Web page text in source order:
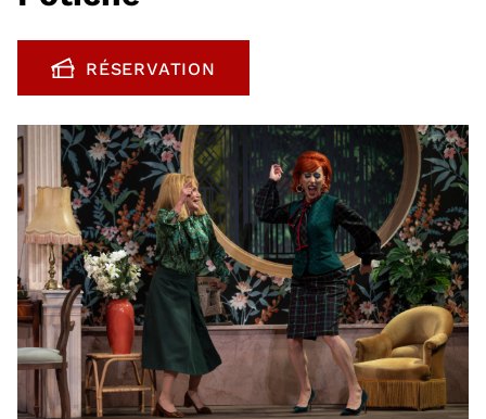
RÉSERVATION
, OUVRE UNE NOUVELLE FENÊTRE